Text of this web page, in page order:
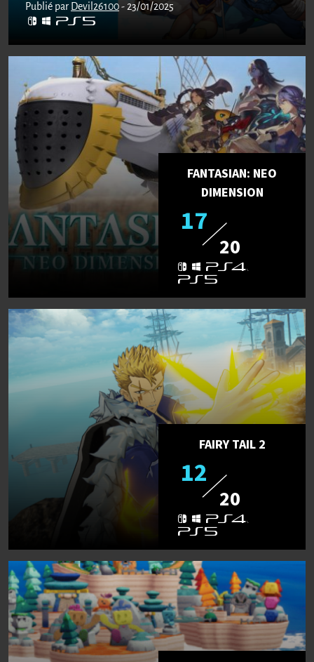
Publié par Devil26100- 23/01/2025
FANTASIAN: NEO
DIMENSION
17
20
FAIRY TAIL 2
12
20